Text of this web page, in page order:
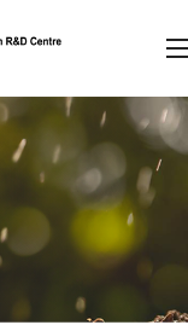
录
繁 简